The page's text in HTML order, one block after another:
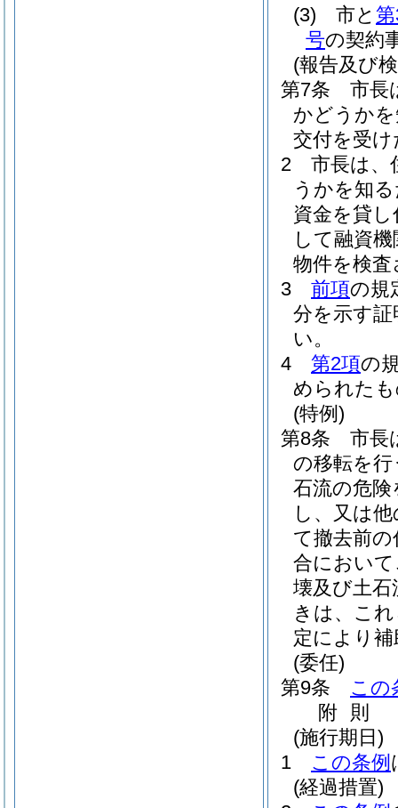
(3)
市と
号の契約
(報告及び
第7条
市長
かどうか
交付を受
2
市長は、
うかを知
資金を貸
して融資
物件を検
3
前項の規
分を示す
い。
4
第2項の
められた
(特例)
第8条
市長
の移転を
石流の危
し、又は
て撤去前
合におい
壊及び土
きは、こ
定により
(委任)
第9条
この
附 則
(施行期日)
1
この条例
(経過措置)